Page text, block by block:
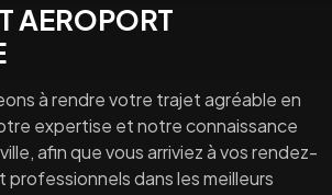
AEROPORT
à rendre votre trajet agréable en
expertise et notre connaissance
afin que vous arriviez à vos rendez-
professionnels dans les meilleurs